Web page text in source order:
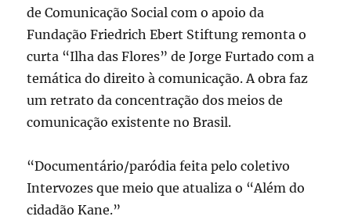
de Comunicação Social com o apoio da
Fundação Friedrich Ebert Stiftung remonta o
curta “Ilha das Flores” de Jorge Furtado com a
temática do direito à comunicação. A obra faz
um retrato da concentração dos meios de
comunicação existente no Brasil.
“Documentário/paródia feita pelo coletivo
Intervozes que meio que atualiza o “Além do
cidadão Kane.”